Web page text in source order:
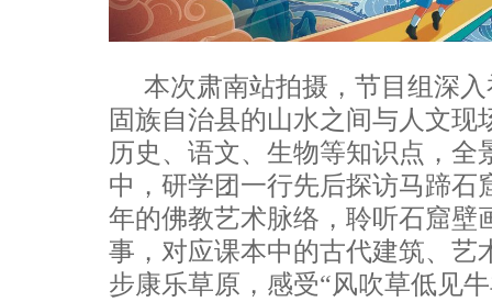
本次肃南站拍摄，节目组深
固族自治县的山水之间与人文
历史、语文、生物等知识点，
中，研学团一行先后探访马蹄石
年的佛教艺术脉络，聆听石窟壁
事，对应课本中的古代建筑、艺
步康乐草原，感受“风吹草低见